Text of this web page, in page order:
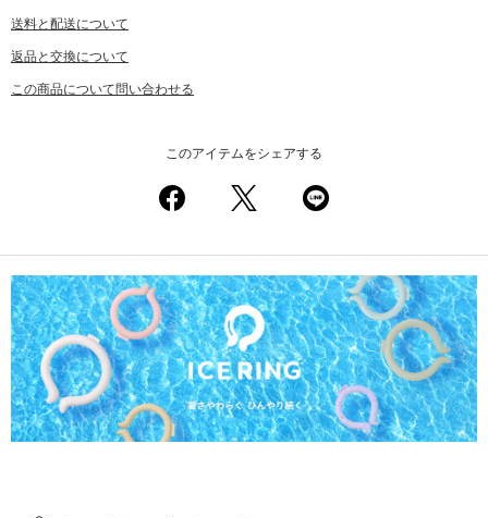
送料と配送について
返品と交換について
この商品について問い合わせる
このアイテムをシェアする